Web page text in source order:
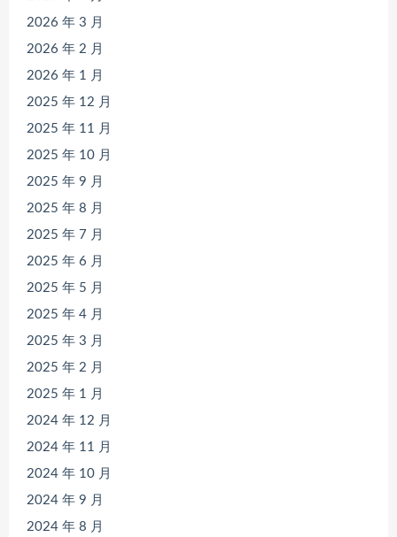
2026 年 3 月
2026 年 2 月
2026 年 1 月
2025 年 12 月
2025 年 11 月
2025 年 10 月
2025 年 9 月
2025 年 8 月
2025 年 7 月
2025 年 6 月
2025 年 5 月
2025 年 4 月
2025 年 3 月
2025 年 2 月
2025 年 1 月
2024 年 12 月
2024 年 11 月
2024 年 10 月
2024 年 9 月
2024 年 8 月